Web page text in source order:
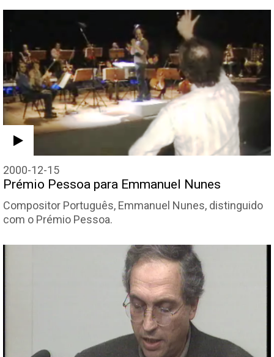
2000-12-15
Prémio Pessoa para Emmanuel Nunes
Compositor Português, Emmanuel Nunes, distinguido
com o Prémio Pessoa.